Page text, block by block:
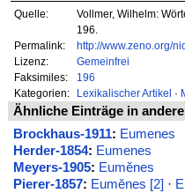
Quelle:
Vollmer, Wilhelm:
196.
Permalink:
http://www.zeno.org/
Lizenz:
Gemeinfrei
Faksimiles:
196
Kategorien:
Lexikalischer Artikel ·
Ähnliche Einträge in
Brockhaus-1911: Eumenes
Herder-1854: Eumenes
Meyers-1905: Eumĕnes
Pierer-1857: Eumĕnes [2] ·